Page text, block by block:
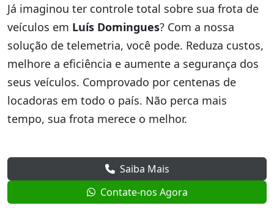
Já imaginou ter controle total sobre sua frota de
veículos em Luís Domingues? Com a nossa
solução de telemetria, você pode. Reduza custos,
melhore a eficiência e aumente a segurança dos
seus veículos. Comprovado por centenas de
locadoras em todo o país. Não perca mais
tempo, sua frota merece o melhor.
Saiba Mais
Contate-nos Agora